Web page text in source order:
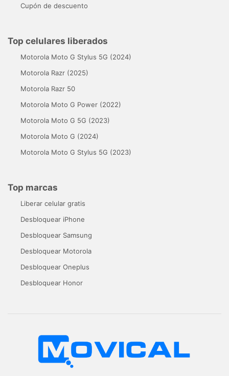
Cupón de descuento
Top celulares liberados
Motorola Moto G Stylus 5G (2024)
Motorola Razr (2025)
Motorola Razr 50
Motorola Moto G Power (2022)
Motorola Moto G 5G (2023)
Motorola Moto G (2024)
Motorola Moto G Stylus 5G (2023)
Top marcas
Liberar celular gratis
Desbloquear iPhone
Desbloquear Samsung
Desbloquear Motorola
Desbloquear Oneplus
Desbloquear Honor